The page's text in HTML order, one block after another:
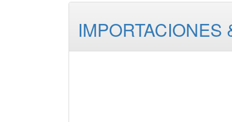
IMPORTACIONES